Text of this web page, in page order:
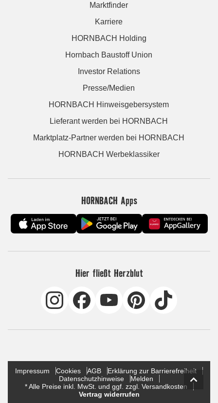
Marktfinder
Karriere
HORNBACH Holding
Hornbach Baustoff Union
Investor Relations
Presse/Medien
HORNBACH Hinweisgebersystem
Lieferant werden bei HORNBACH
Marktplatz-Partner werden bei HORNBACH
HORNBACH Werbeklassiker
HORNBACH Apps
Hier fließt Herzblut
Impressum Cookies AGB
Erklärung zur Barrierefreiheit
Datenschutzhinweise
Melden
* Alle Preise inkl. MwSt. und ggf. zzgl. Versandkosten
Vertrag widerrufen